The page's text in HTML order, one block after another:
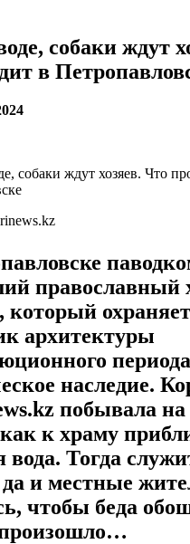
собаки ждут
в
православный
который
архитектуры
наследие.
побывала
как к храму
вода. Тогда
и местные
чтобы беда